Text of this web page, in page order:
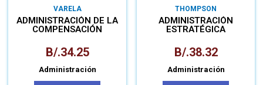
VARELA
ADMINISTRACIÓN DE LA
COMPENSACIÓN
B/.34.25
Administración
THOMPSON
ADMINISTRACIÓN
ESTRATÉGICA
B/.38.32
Administración